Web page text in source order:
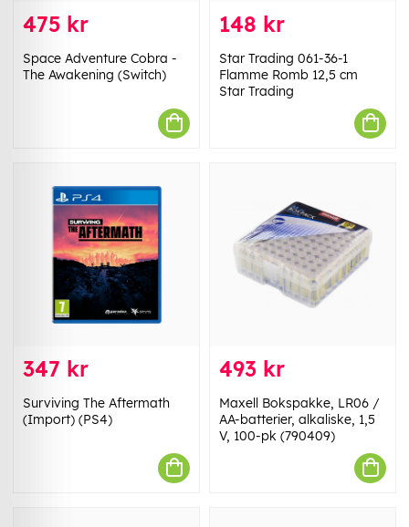
475 kr
Space Adventure Cobra -
The Awakening (Switch)
148 kr
Star Trading 061-36-1
Flamme Romb 12,5 cm
Star Trading
347 kr
Surviving The Aftermath
(Import) (PS4)
493 kr
Maxell Bokspakke, LR06 /
AA-batterier, alkaliske, 1,5
V, 100-pk (790409)